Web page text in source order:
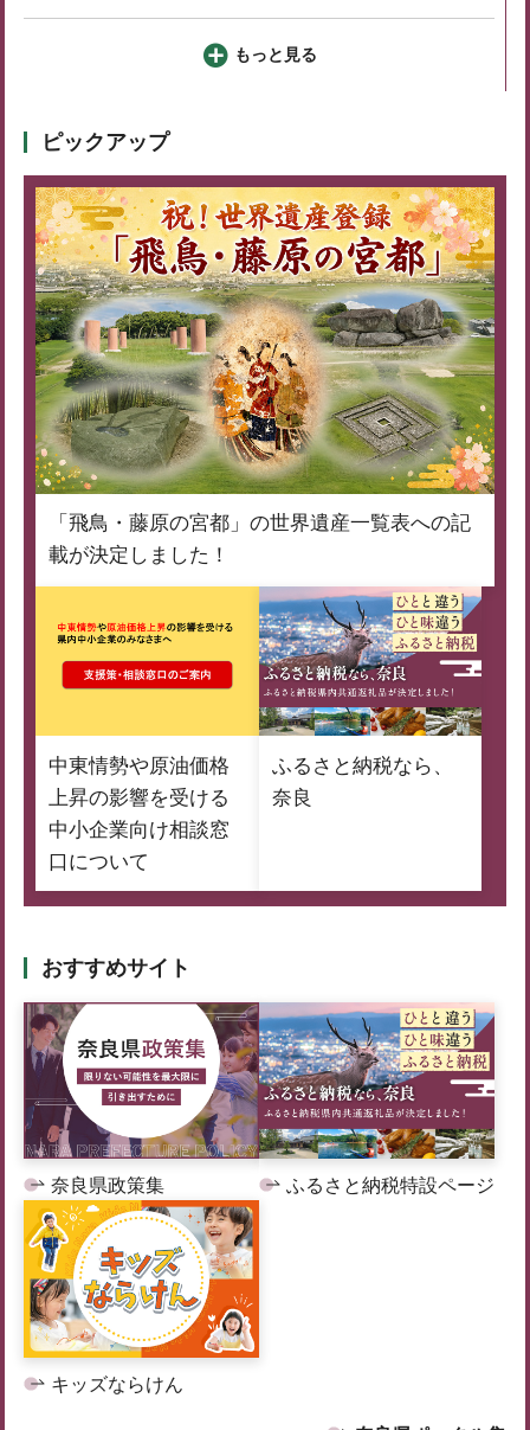
もっと見る
ピックアップ
「飛鳥・藤原の宮都」の世界遺産一覧表への記
載が決定しました！
中東情勢や原油価格
上昇の影響を受ける
中小企業向け相談窓
口について
ふるさと納税なら、
奈良
おすすめサイト
奈良県政策集 ふるさと納税特設ページ
キッズならけん